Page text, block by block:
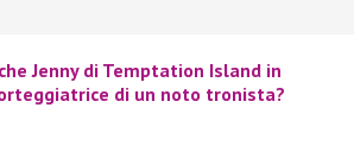
Jenny di Temptation Island in
di un noto tronista?